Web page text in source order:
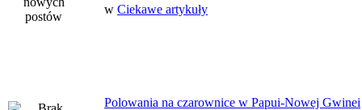
w Ciekawe artykuły
Polowania na czarownice w Papui-Nowej Gwinei